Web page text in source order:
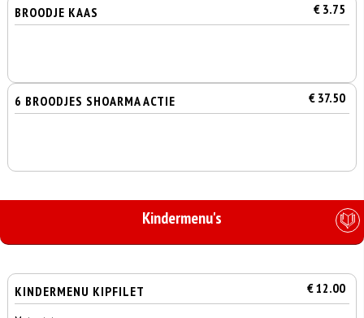
BROODJE KAAS € 3.75
6 BROODJES SHOARMA ACTIE € 37.50
Kindermenu's
KINDERMENU KIPFILET € 12.00